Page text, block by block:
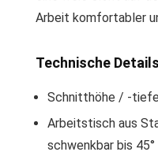
Arbeit komfortabler
Technische
Schnitthöhe / -
Arbeitstisch aus
schwenkbar bis 45°